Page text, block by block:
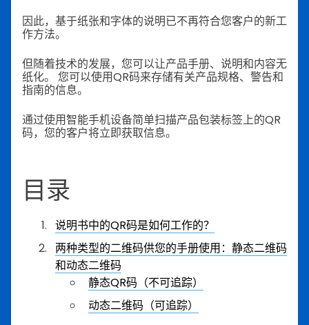
因此，基于纸张和字体的说明已不再符合您客户的新工
作方法。
但随着技术的发展，您可以让产品手册、说明和内容无
纸化。 您可以使用QR码来存储有关产品规格、警告和
指南的信息。
通过使用智能手机设备简单扫描产品包装标签上的QR
码，您的客户将立即获取信息。
目录
说明书中的QR码是如何工作的？
两种类型的二维码供您的手册使用：静态二维码
和动态二维码
静态QR码（不可追踪）
动态二维码（可追踪）